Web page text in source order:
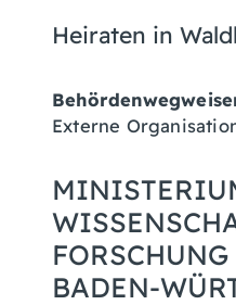
Heiraten in
Externe
BADEN-